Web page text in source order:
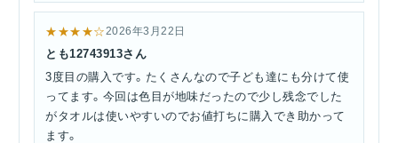
★★★★☆2026年3月22日
とも12743913さん
3度目の購入です。たくさんなので子ども達にも分けて使
ってます。今回は色目が地味だったので少し残念でした
がタオルは使いやすいのでお値打ちに購入でき助かって
ます。